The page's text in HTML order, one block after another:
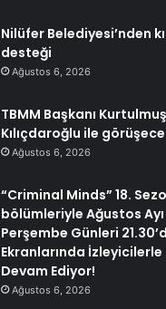
Nilüfer Belediyesi’nden
desteği
Ağustos 6, 2026
TBMM Başkanı
Kılıçdaroğlu ile
Ağustos 6, 2026
“Criminal Minds” 18.
bölümleriyle Ağustos
Perşembe Günleri
Ekranlarında
Devam Ediyor!
Ağustos 6, 2026